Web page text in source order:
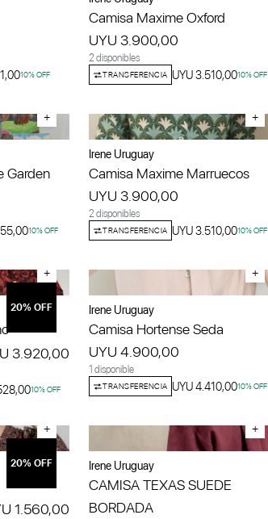
10% OFF
Camisa Maxime Oxford
UYU 3.900,00
2 disponibles
TRANSFERENCIA UYU 3.510,0010% OFF
+
Garden
10% OFF
+
Irene Uruguay
Camisa Maxime Marruecos
UYU 3.900,00
2 disponibles
TRANSFERENCIA UYU 3.510,0010% OFF
20% OFF
+
3.920,00
10% OFF
+
Irene Uruguay
Camisa Hortense Seda
UYU 4.900,00
1 disponible
TRANSFERENCIA UYU 4.410,0010% OFF
20% OFF
+
1.560,00
+
Irene Uruguay
CAMISA TEXAS SUEDE
BORDADA